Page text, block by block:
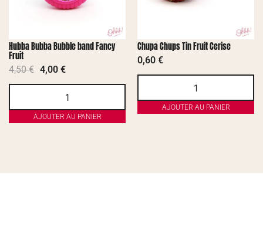
Hubba Bubba Bubble band Fancy
Fruit
4,50€ 4,00 €
AJOUTER AU PANIER
Chupa Chups Tin Fruit Cerise
0,60 €
AJOUTER AU PANIER